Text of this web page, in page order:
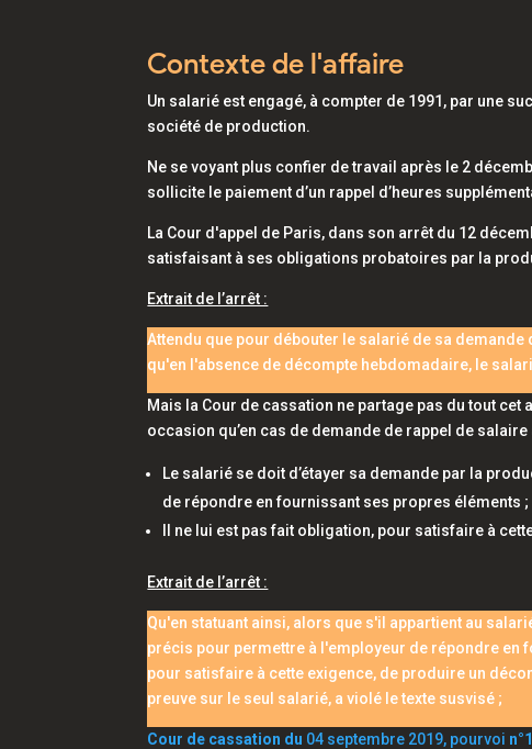
Contexte de l'affaire
Un salarié est engagé, à compter de 1991, par une
société de production.
Ne se voyant plus confier de travail après le 2
sollicite le paiement d’un rappel d’heures
La Cour d'appel de Paris, dans son arrêt du 12
satisfaisant à ses obligations probatoires par la
Extrait de l’arrêt :
Attendu que pour débouter le salarié de sa
qu'en l'absence de décompte hebdomadaire, le
Mais la Cour de cassation ne partage pas du tout cet
occasion qu’en cas de demande de rappel de
Le salarié se doit d’étayer sa demande par la
de répondre en fournissant ses propres éléments ;
Il ne lui est pas fait obligation, pour satisfaire à
Extrait de l’arrêt :
Qu'en statuant ainsi, alors que s'il appartient au
précis pour permettre à l'employeur de répondre en
pour satisfaire à cette exigence, de produire un
preuve sur le seul salarié, a violé le texte susvisé ;
Cour de cassation du 04 septembre 2019, pourvoi